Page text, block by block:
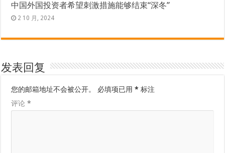
中国外国投资者希望刺激措施能够结束“深冬”
2 10 月, 2024
发表回复
您的邮箱地址不会被公开。 必填项已用* 标注
评论*